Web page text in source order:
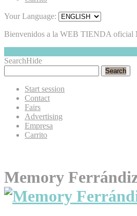
Your Language:
Bienvenidos a la WEB TIENDA oficial
SearchHide
Search
Start session
Contact
Fairs
Advertising
Empresa
Carrito
Memory